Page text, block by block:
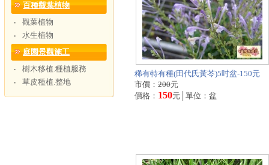
百種觀葉植物
‧
觀葉植物
‧
水生植物
庭園景觀施工
‧
樹木移植.種植服務
‧
草皮種植.整地
稀有特有種(田代氏黃芩)5吋盆-150元
市價： 200元
價格： 150元│單位：盆